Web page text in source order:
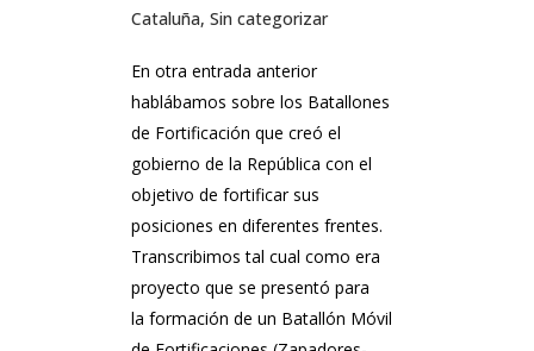
Cataluña, Sin categorizar
En otra entrada anterior
hablábamos sobre los Batallones
de Fortificación que creó el
gobierno de la República con el
objetivo de fortificar sus
posiciones en diferentes frentes.
Transcribimos tal cual como era
proyecto que se presentó para
la formación de un Batallón Móvil